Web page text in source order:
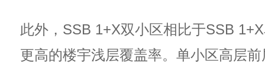
此外，SSB 1+X双小区相比于SSB
更高的楼宇浅层覆盖率。单小区高层